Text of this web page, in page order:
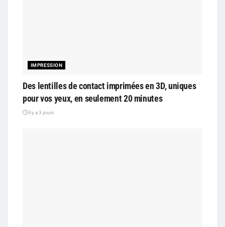
IMPRESSION
Des lentilles de contact imprimées en 3D, uniques
pour vos yeux, en seulement 20 minutes
il y a 3 jours